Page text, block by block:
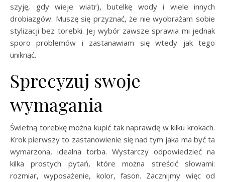
szyję, gdy wieje wiatr), butelkę wody i wiele innych
drobiazgów. Muszę się przyznać, że nie wyobrażam sobie
stylizacji bez torebki. Jej wybór zawsze sprawia mi jednak
sporo problemów i zastanawiam się wtedy jak tego
uniknąć.
Sprecyzuj swoje
wymagania
Świetną torebkę można kupić tak naprawdę w kilku krokach.
Krok pierwszy to zastanowienie się nad tym jaka ma być ta
wymarzona, idealna torba. Wystarczy odpowiedzieć na
kilka prostych pytań, które można streścić słowami:
rozmiar, wyposażenie, kolor, fason. Zacznijmy więc od